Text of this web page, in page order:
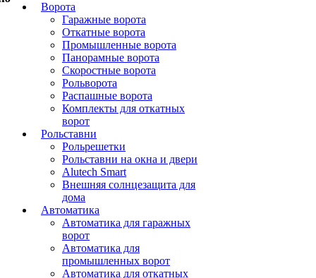
Ворота
Гаражные ворота
Откатные ворота
Промышленные ворота
Панорамные ворота
Скоростные ворота
Рольворота
Распашные ворота
Комплекты для откатных
ворот
Рольставни
Рольрешетки
Рольставни на окна и двери
Alutech Smart
Внешняя солнцезащита для
дома
Автоматика
Автоматика для гаражных
ворот
Автоматика для
промышленных ворот
Автоматика для откатных